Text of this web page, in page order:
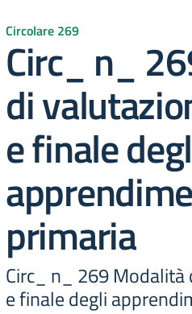
Circolare 269
Circ_ n_
di
e finale
primaria
Circ_ n_ 269
e finale degli